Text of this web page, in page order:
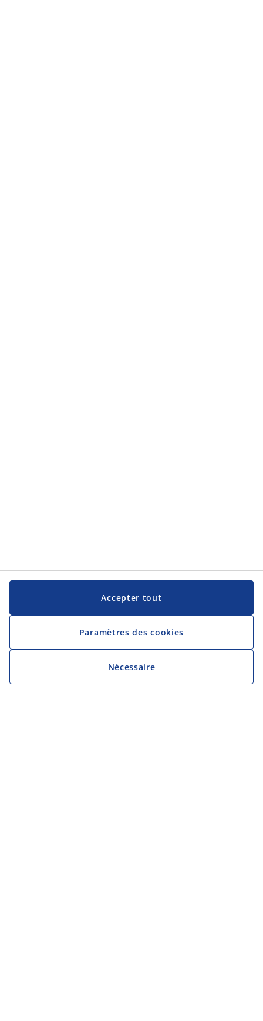
Accepter tout
Paramètres des cookies
Nécessaire